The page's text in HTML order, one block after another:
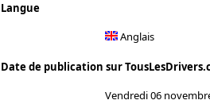
Langue
Anglais
Date de publication sur
Vendredi 06